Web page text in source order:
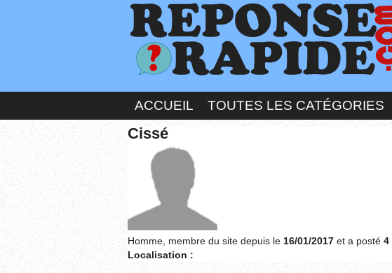
ACCUEIL TOUTES LES CATÉGORIES
Cissé
Homme, membre du site depuis le 16/01/2017 et a posté 4
Localisation :